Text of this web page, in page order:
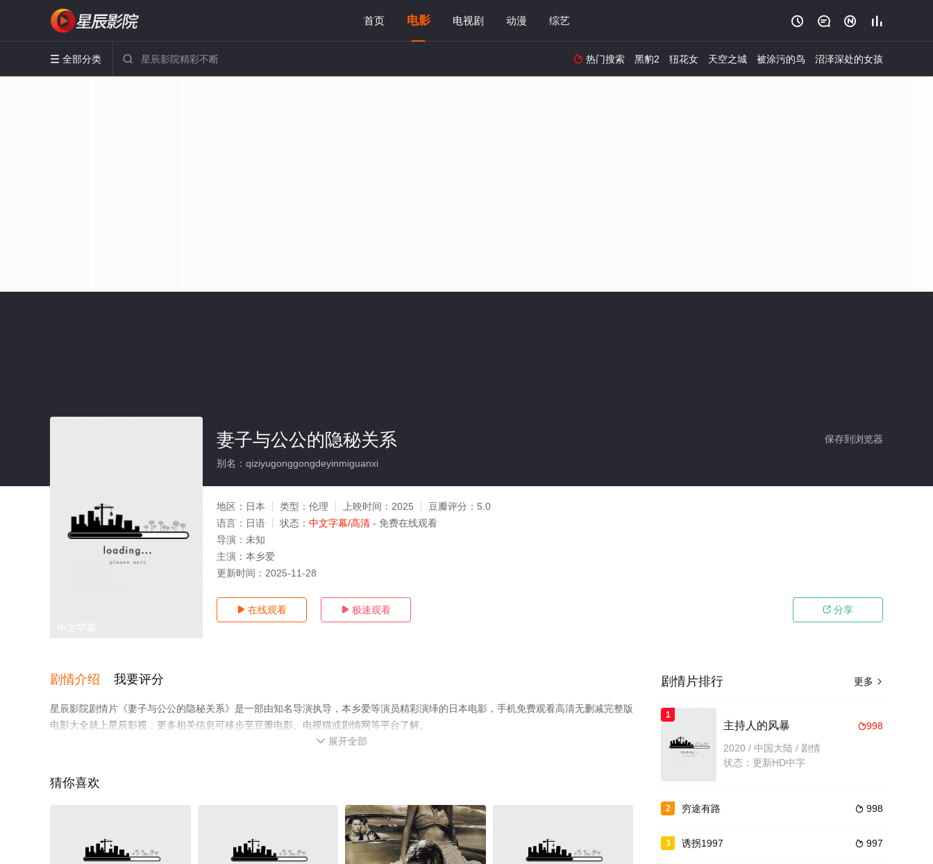
首页 电影 电视剧 动漫 综艺    
 全部分类   热门搜索 黑豹2 狃花女 天空之城 被涂污的鸟 沼泽深处的女孩
保存到浏览器
妻子与公公的隐秘关系
别名：qiziyugonggongdeyinmiguanxi
地区： 日本 类型： 伦理 上映时间： 2025 豆瓣评分： 5.0
语言： 日语 状态： 中文字幕/高清 - 免费在线观看
导演： 未知
主演： 本乡爱
更新时间： 2025-11-28
 在线观看  极速观看  分享
剧情介绍 我要评分
星辰影院剧情片《妻子与公公的隐秘关系》是一部由知名导演执导，本乡爱等演员精彩演绎的日本电影，手机免费观看高清无删减完整版
电影大全就上星辰影视，更多相关信息可移步至豆瓣电影、电视猫或剧情网等平台了解。
 展开全部
猜你喜欢
更多 
剧情片排行
1
998
主持人的风暴
2020 / 中国大陆 / 剧情
状态：更新HD中字
2  998
穷途有路
3  997
诱拐1997